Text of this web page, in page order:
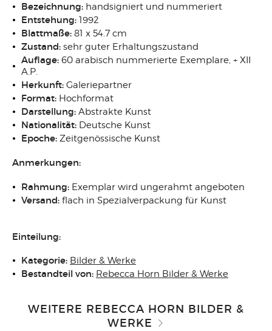
Bezeichnung: handsigniert und nummeriert
Entstehung: 1992
Blattmaße: 81 x 54.7 cm
Zustand: sehr guter Erhaltungszustand
Auflage: 60 arabisch nummerierte Exemplare, + XII
A.P.
Herkunft: Galeriepartner
Format: Hochformat
Darstellung: Abstrakte Kunst
Nationalität: Deutsche Kunst
Epoche: Zeitgenössische Kunst
Anmerkungen:
Rahmung: Exemplar wird ungerahmt angeboten
Versand: flach in Spezialverpackung für Kunst
Einteilung:
Kategorie: Bilder & Werke
Bestandteil von: Rebecca Horn Bilder & Werke
WEITERE REBECCA HORN BILDER &
WERKE